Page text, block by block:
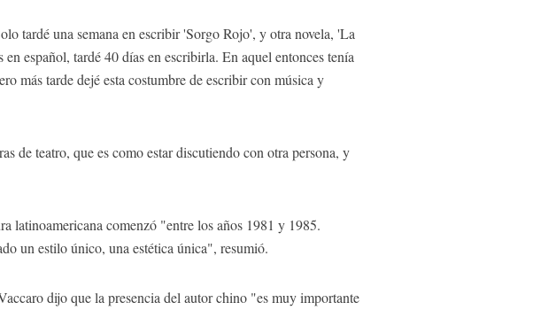
tardé una semana en escribir 'Sorgo Rojo', y otra novela, 'La
español, tardé 40 días en escribirla. En aquel entonces tenía
más tarde dejé esta costumbre de escribir con música y
de teatro, que es como estar discutiendo con otra persona, y
latinoamericana comenzó "entre los años 1981 y 1985.
un estilo único, una estética única", resumió.
dijo que la presencia del autor chino "es muy importante